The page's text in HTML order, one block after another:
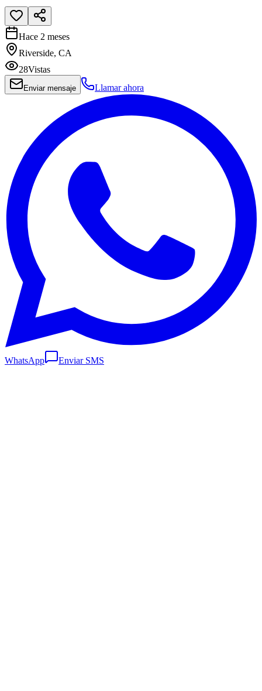
Hace 2 meses
Riverside, CA
28Vistas
Enviar mensaje Llamar ahora
WhatsApp Enviar SMS